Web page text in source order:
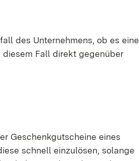
des Unternehmens, ob es eine
Fall direkt gegenüber
Geschenkgutscheine eines
schnell einzulösen, solange